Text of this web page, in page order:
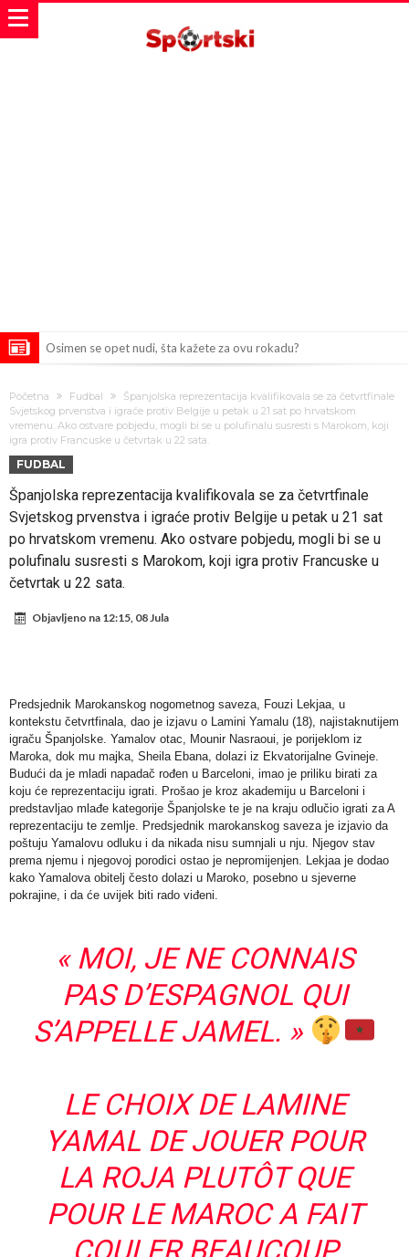
Osimen se opet nudi, šta kažete za ovu rokadu?
Sada je jasno zašto je došao: “Luda” klauzula iz Salahovog ugovora s
Turcima je otkrivena
Predsjednik velikana otkrio pregovore sa Dušanom Vlahovićem
Ronaldo objavio slike iz garaže. “Moje igračke”
Ostvariće se velika želja Diega Simeonea? Atletico kreće po
argentinsku zvijezdu
Nejmar potpuno izgubio glavu, šta mu ovo treba? (Video)
Dok Real čeka Vinisijusa, Perez upravo završio najskuplji transfer u
strašni Čelsi?!
FIFA u velikom previranju! Infantino svojim potezom iznenadio
Početna Fudbal
Španjolska reprezentacija kvalifikovala se za četvrtfinale
Svjetskog prvenstva i igraće protiv Belgije u petak u 21 sat po hrvatskom
vremenu. Ako ostvare pobjedu, mogli bi se u polufinalu susresti s Marokom, koji
igra protiv Francuske u četvrtak u 22 sata.
FUDBAL
Španjolska reprezentacija kvalifikovala se za četvrtfinale
Svjetskog prvenstva i igraće protiv Belgije u petak u 21 sat
po hrvatskom vremenu. Ako ostvare pobjedu, mogli bi se u
polufinalu susresti s Marokom, koji igra protiv Francuske u
četvrtak u 22 sata.
Objavljeno na 12:15, 08 Jula
Predsjednik Marokanskog nogometnog saveza, Fouzi Lekjaa, u
kontekstu četvrtfinala, dao je izjavu o Lamini Yamalu (18), najistaknutijem
igraču Španjolske. Yamalov otac, Mounir Nasraoui, je porijeklom iz
Maroka, dok mu majka, Sheila Ebana, dolazi iz Ekvatorijalne Gvineje.
Budući da je mladi napadač rođen u Barceloni, imao je priliku birati za
koju će reprezentaciju igrati. Prošao je kroz akademiju u Barceloni i
predstavljao mlađe kategorije Španjolske te je na kraju odlučio igrati za A
reprezentaciju te zemlje. Predsjednik marokanskog saveza je izjavio da
poštuju Yamalovu odluku i da nikada nisu sumnjali u nju. Njegov stav
prema njemu i njegovoj porodici ostao je nepromijenjen. Lekjaa je dodao
kako Yamalova obitelj često dolazi u Maroko, posebno u sjeverne
pokrajine, i da će uvijek biti rado viđeni.
« MOI, JE NE CONNAIS
PAS D’ESPAGNOL QUI
S’APPELLE JAMEL. »
LE CHOIX DE LAMINE
YAMAL DE JOUER POUR
LA ROJA PLUTÔT QUE
POUR LE MAROC A FAIT